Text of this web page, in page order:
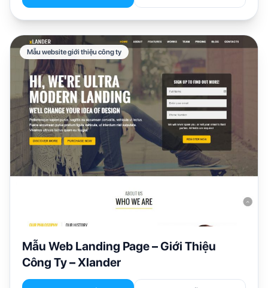
Mẫu website giới thiệu công ty
Mẫu Web Landing Page – Giới Thiệu
Công Ty – Xlander